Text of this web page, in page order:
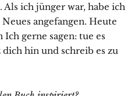
ich jünger war, habe ich
angefangen. Heute
gerne sagen: tue es
hin und schreib es zu